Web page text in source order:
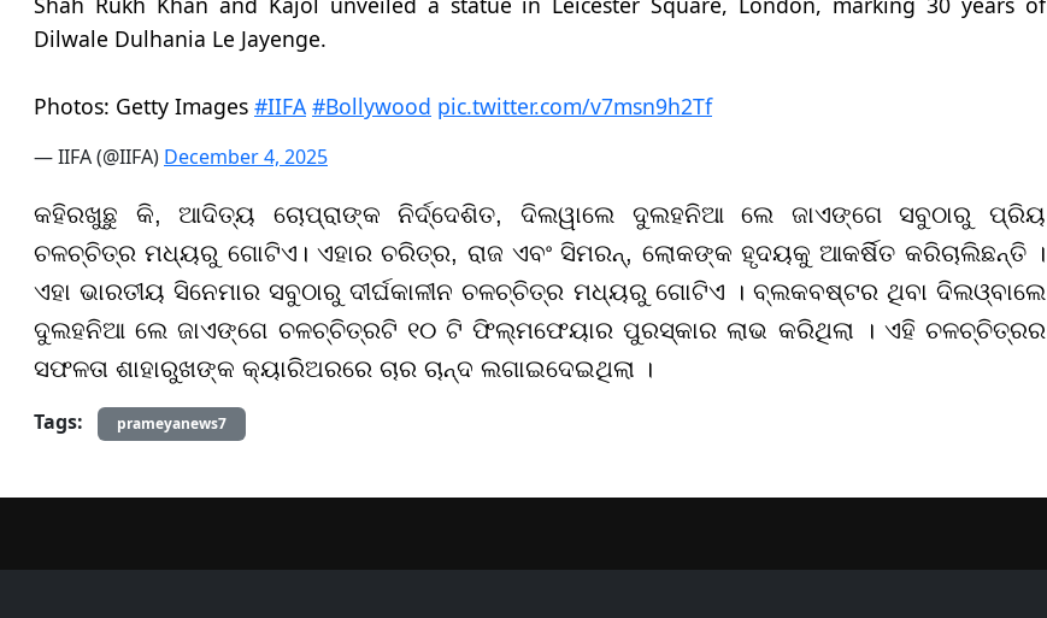
Dilwale Dulhania Le Jayenge.
Photos: Getty Images #IIFA #Bollywood pic.twitter.com/v7msn9h2Tf
— IIFA (@IIFA) December 4, 2025
କହିରଖୁଛୁ କି, ଆଦିତ୍ୟ ଚୋପ୍ରାଙ୍କ ନିର୍ଦ୍ଦେଶିତ, ଦିଲୱାଲେ ଦୁଲହନିଆ ଲେ ଜାଏଙ୍ଗେ ସବୁଠାରୁ ପ୍ରିୟ
ଚଳଚ୍ଚିତ୍ର ମଧ୍ୟରୁ ଗୋଟିଏ। ଏହାର ଚରିତ୍ର, ରାଜ ଏବଂ ସିମରନ୍, ଲୋକଙ୍କ ହୃଦୟକୁ ଆକର୍ଷିତ କରିଚାଲିଛନ୍ତି ।
ଏହା ଭାରତୀୟ ସିନେମାର ସବୁଠାରୁ ଦୀର୍ଘକାଳୀନ ଚଳଚ୍ଚିତ୍ର ମଧ୍ୟରୁ ଗୋଟିଏ । ବ୍ଲକବଷ୍ଟର ଥିବା ଦିଲଓ୍ବାଲେ
ଦୁଲହନିଆ ଲେ ଜାଏଙ୍ଗେ ଚଳଚ୍ଚିତ୍ରଟି ୧୦ ଟି ଫିଲ୍ମଫେୟାର ପୁରସ୍କାର ଲାଭ କରିଥିଲା । ଏହି ଚଳଚ୍ଚିତ୍ରର
ସଫଳତା ଶାହାରୁଖଙ୍କ କ୍ୟାରିଅରରେ ଚାର ଚାନ୍ଦ ଲଗାଇଦେଇଥିଲା ।
Tags:
prameyanews7